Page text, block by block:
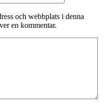
och webbplats i denna
en kommentar.